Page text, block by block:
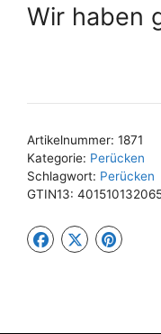
Wir haben
Artikelnummer: 1871
Kategorie: Perücken
Schlagwort: Perücken
GTIN13: